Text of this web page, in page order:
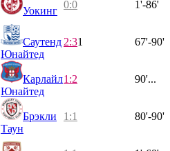
Уокинг
0:0 1'-86'
Саутенд
Юнайтед
2:31 67'-90'
Карлайл
Юнайтед
1:2 90'...
Брэкли
Таун
1:1 80'-90'